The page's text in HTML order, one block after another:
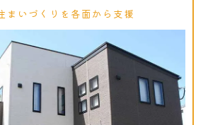
まいづくりを各面から支援